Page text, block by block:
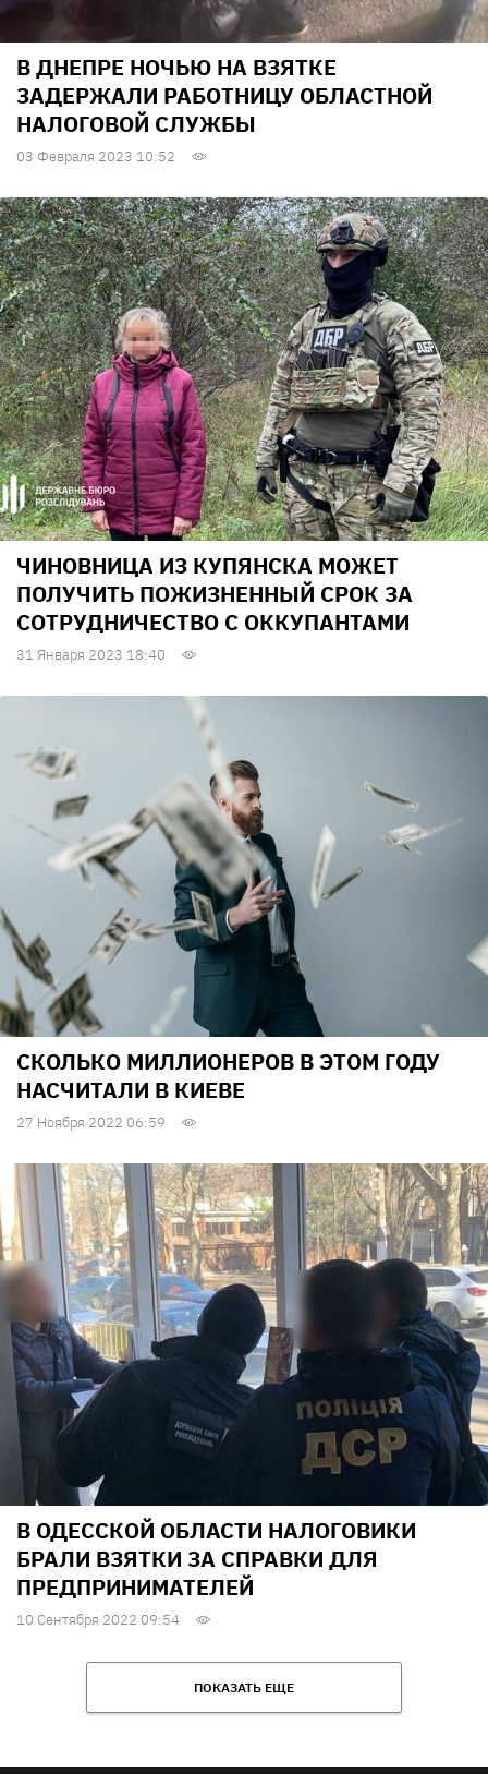
В ДНЕПРЕ НОЧЬЮ НА ВЗЯТКЕ
ЗАДЕРЖАЛИ РАБОТНИЦУ ОБЛАСТНОЙ
НАЛОГОВОЙ СЛУЖБЫ
03 Февраля 2023 10:52
ЧИНОВНИЦА ИЗ КУПЯНСКА МОЖЕТ
ПОЛУЧИТЬ ПОЖИЗНЕННЫЙ СРОК ЗА
СОТРУДНИЧЕСТВО С ОККУПАНТАМИ
31 Января 2023 18:40
СКОЛЬКО МИЛЛИОНЕРОВ В ЭТОМ ГОДУ
НАСЧИТАЛИ В КИЕВЕ
27 Ноября 2022 06:59
В ОДЕССКОЙ ОБЛАСТИ НАЛОГОВИКИ
БРАЛИ ВЗЯТКИ ЗА СПРАВКИ ДЛЯ
ПРЕДПРИНИМАТЕЛЕЙ
10 Сентября 2022 09:54
ПОКАЗАТЬ ЕЩЕ